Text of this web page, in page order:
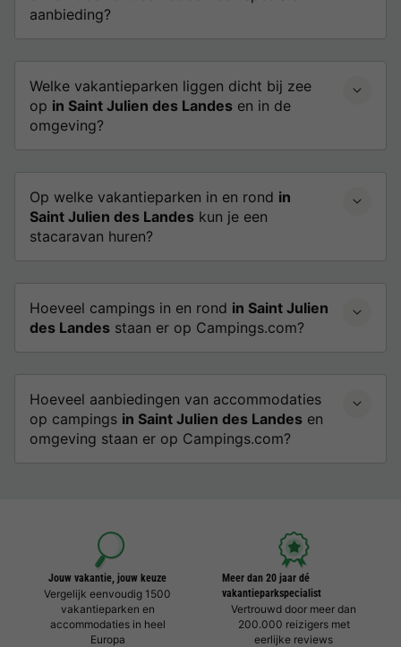
aanbieding?
Welke vakantieparken liggen dicht bij zee
op in Saint Julien des Landes en in de
omgeving?
Op welke vakantieparken in en rond in
Saint Julien des Landes kun je een
stacaravan huren?
Hoeveel campings in en rond in Saint Julien
des Landes staan er op Campings.com?
Hoeveel aanbiedingen van accommodaties
op campings in Saint Julien des Landes en
omgeving staan er op Campings.com?
Jouw vakantie, jouw keuze
Vergelijk eenvoudig 1500
vakantieparken en
accommodaties in heel
Europa
Meer dan 20 jaar dé
vakantieparkspecialist
Vertrouwd door meer dan
200.000 reizigers met
eerlijke reviews